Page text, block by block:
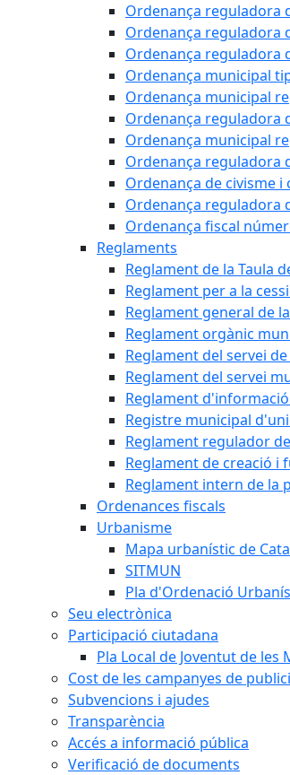
Ordenança reguladora
Ordenança reguladora
Ordenança reguladora
Ordenança municipal
Ordenança municipal
Ordenança reguladora
Ordenança municipal
Ordenança reguladora
Ordenança de civisme i
Ordenança reguladora
Ordenança fiscal
Reglaments
Reglament de la Taula
Reglament per a la
Reglament general de
Reglament orgànic
Reglament del servei
Reglament del servei
Reglament
Registre municipal
Reglament regulador
Reglament de creació i
Reglament intern de la
Ordenances fiscals
Urbanisme
Mapa urbanístic de
SITMUN
Pla d'Ordenació
Seu electrònica
Participació ciutadana
Pla Local de Joventut de les
Cost de les campanyes de
Subvencions i ajudes
Transparència
Accés a informació pública
Verificació de documents